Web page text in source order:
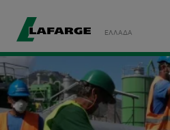
ΕΛΛΆΔΑ